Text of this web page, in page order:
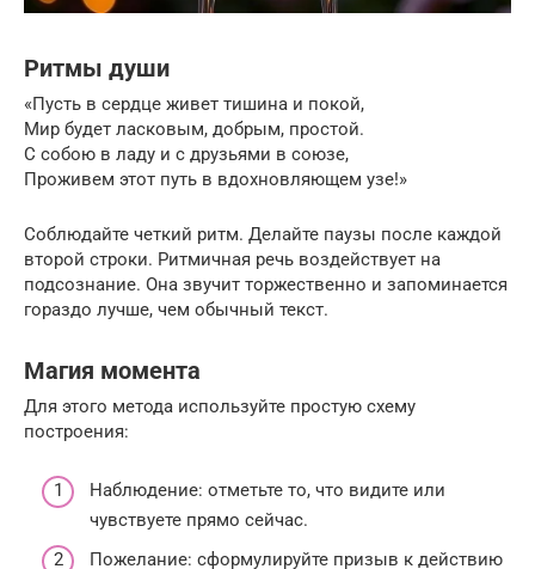
Ритмы души
«Пусть в сердце живет тишина и покой,
Мир будет ласковым, добрым, простой.
С собою в ладу и с друзьями в союзе,
Проживем этот путь в вдохновляющем узе!»
Соблюдайте четкий ритм. Делайте паузы после каждой
второй строки. Ритмичная речь воздействует на
подсознание. Она звучит торжественно и запоминается
гораздо лучше, чем обычный текст.
Магия момента
Для этого метода используйте простую схему
построения:
Наблюдение: отметьте то, что видите или
чувствуете прямо сейчас.
Пожелание: сформулируйте призыв к действию